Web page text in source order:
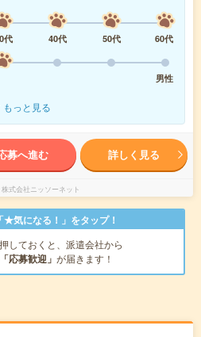
代 40代 50代
60代
男性
もっと見る
募へ進む 詳しく見る
株式会社ニッソーネット
★気になる！」をタップ！
しておくと、派遣会社から
「応募歓迎」 が届きます！